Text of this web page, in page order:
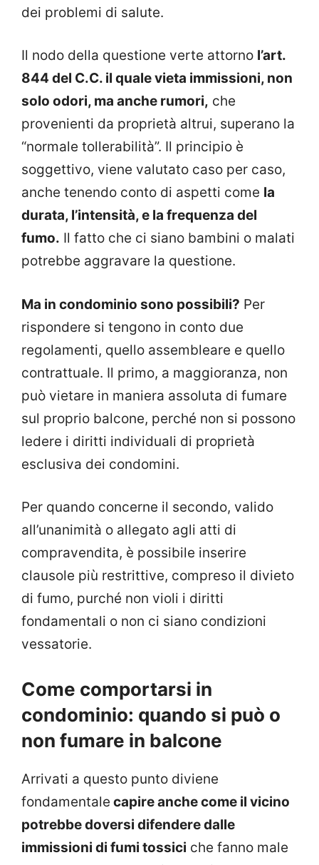
dei problemi di salute.
Il nodo della questione verte attorno l’art.
844 del C.C. il quale vieta immissioni, non
solo odori, ma anche rumori, che
provenienti da proprietà altrui, superano la
“normale tollerabilità”. Il principio è
soggettivo, viene valutato caso per caso,
anche tenendo conto di aspetti come la
durata, l’intensità, e la frequenza del
fumo. Il fatto che ci siano bambini o malati
potrebbe aggravare la questione.
Ma in condominio sono possibili? Per
rispondere si tengono in conto due
regolamenti, quello assembleare e quello
contrattuale. Il primo, a maggioranza, non
può vietare in maniera assoluta di fumare
sul proprio balcone, perché non si possono
ledere i diritti individuali di proprietà
esclusiva dei condomini.
Per quando concerne il secondo, valido
all’unanimità o allegato agli atti di
compravendita, è possibile inserire
clausole più restrittive, compreso il divieto
di fumo, purché non violi i diritti
fondamentali o non ci siano condizioni
vessatorie.
Come comportarsi in
condominio: quando si può o
non fumare in balcone
Arrivati a questo punto diviene
fondamentale capire anche come il vicino
potrebbe doversi difendere dalle
immissioni di fumi tossici che fanno male